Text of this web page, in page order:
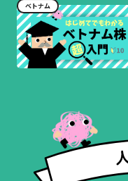
ベトナム